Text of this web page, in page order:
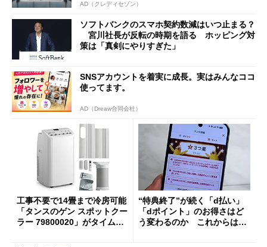
AD（クレディセゾン）
ソフトバンクのスマホ契約数減はいつ止まる？
宮川社長が反転の時期を語る ホッピング対
策は「真剣にやりすぎた」
SNSアカウントを着実に成長。実はみんなココ
使ってます。
AD（Dreaw合同会社）
工事不要で14畳まで冷房可能
「タンスのゲン スポットクー
ラー 79800020」がタイムセ
“特典終了”が続く「d払い」
「dポイント」のお得さはど
う変わるのか これからは